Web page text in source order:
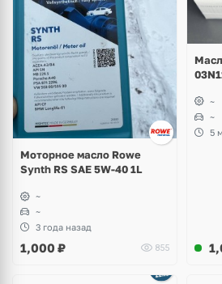
Моторное масло Rowe
Synth RS SAE 5W-40 1L
~
~
3 года назад
1,000 ₽ 855
~
~
5